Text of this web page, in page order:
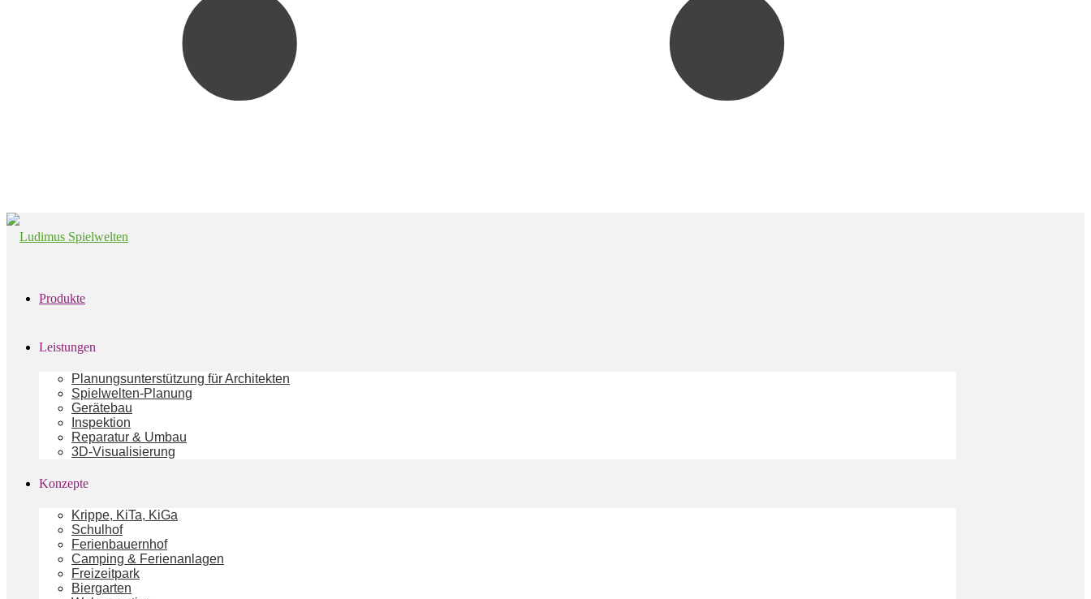
Produkte
Leistungen
Planungsunterstützung für Architekten
Spielwelten-Planung
Gerätebau
Inspektion
Reparatur & Umbau
3D-Visualisierung
Konzepte
Krippe, KiTa, KiGa
Schulhof
Ferienbauernhof
Camping & Ferienanlagen
Freizeitpark
Biergarten